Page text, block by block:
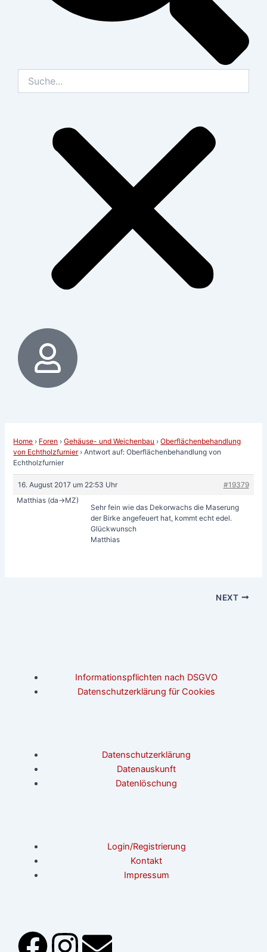
Home › Foren › Gehäuse- und Weichenbau › Oberflächenbehandlung
von Echtholzfurnier › Antwort auf: Oberflächenbehandlung von
Echtholzfurnier
16. August 2017 um 22:53 Uhr
#19379
Matthias (da->MZ)
Sehr fein wie das Dekorwachs die Maserung
der Birke angefeuert hat, kommt echt edel.
Glückwunsch
Matthias
NEXT
Informationspflichten nach DSGVO
Datenschutzerklärung für Cookies
Datenschutzerklärung
Datenauskunft
Datenlöschung
Login/Registrierung
Kontakt
Impressum